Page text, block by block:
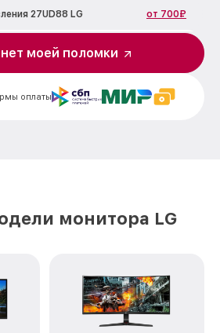
27UD88 LG от 700₽
27UD88 LG
оплаты
моей поломки
монитора LG